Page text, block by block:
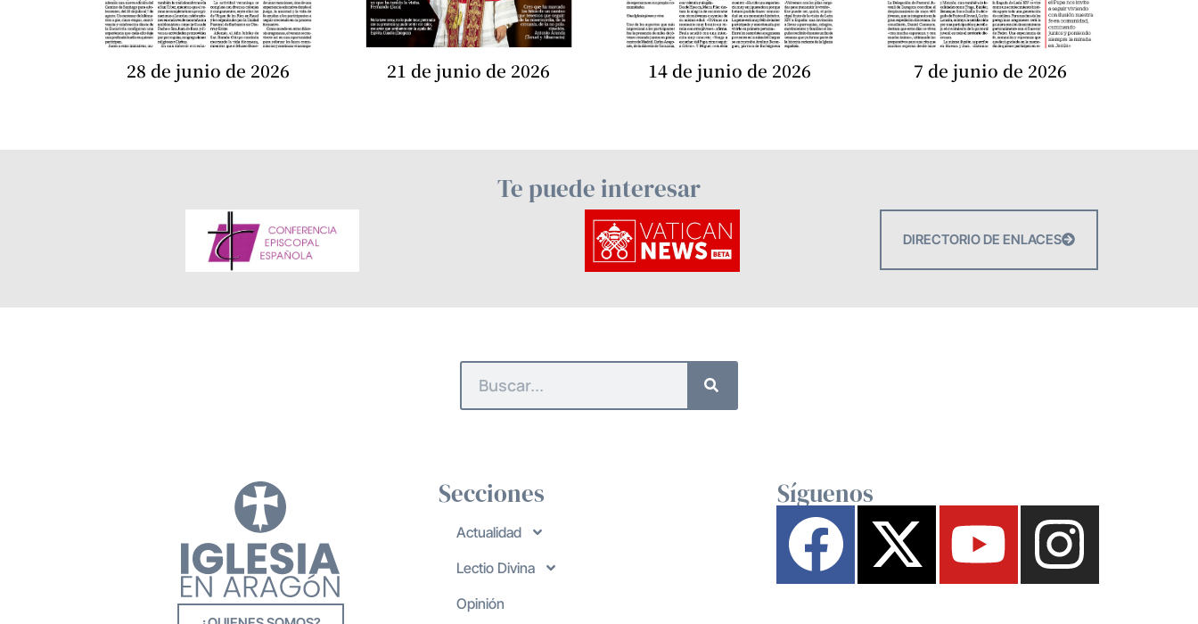
28 de junio de 2026 21 de junio de 2026 14 de junio de 2026 7 de junio de 2026
Te puede interesar
DIRECTORIO DE ENLACES
Secciones
Actualidad
Lectio Divina
Opinión
Síguenos